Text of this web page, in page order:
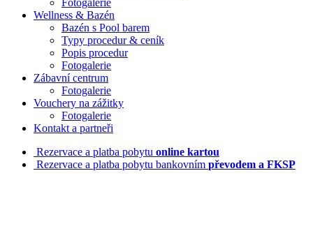
Fotogalerie
Wellness & Bazén
Bazén s Pool barem
Typy procedur & ceník
Popis procedur
Fotogalerie
Zábavní centrum
Fotogalerie
Vouchery na zážitky
Fotogalerie
Kontakt a partneři
Rezervace a platba pobytu online kartou
Rezervace a platba pobytu bankovním převodem a FKSP